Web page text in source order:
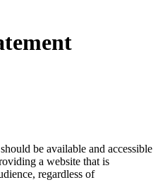
be available and accessible
a website that is
regardless of